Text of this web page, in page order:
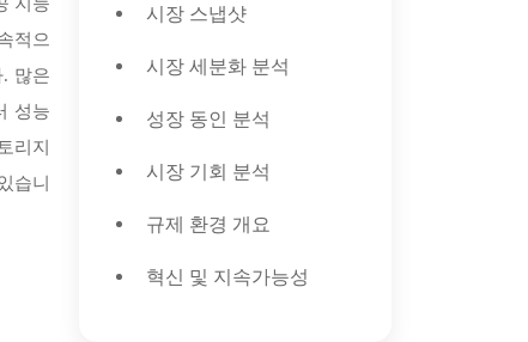
적으
많은
성능
리지
습니
시장 스냅샷
시장 세분화 분석
성장 동인 분석
시장 기회 분석
규제 환경 개요
혁신 및 지속가능성